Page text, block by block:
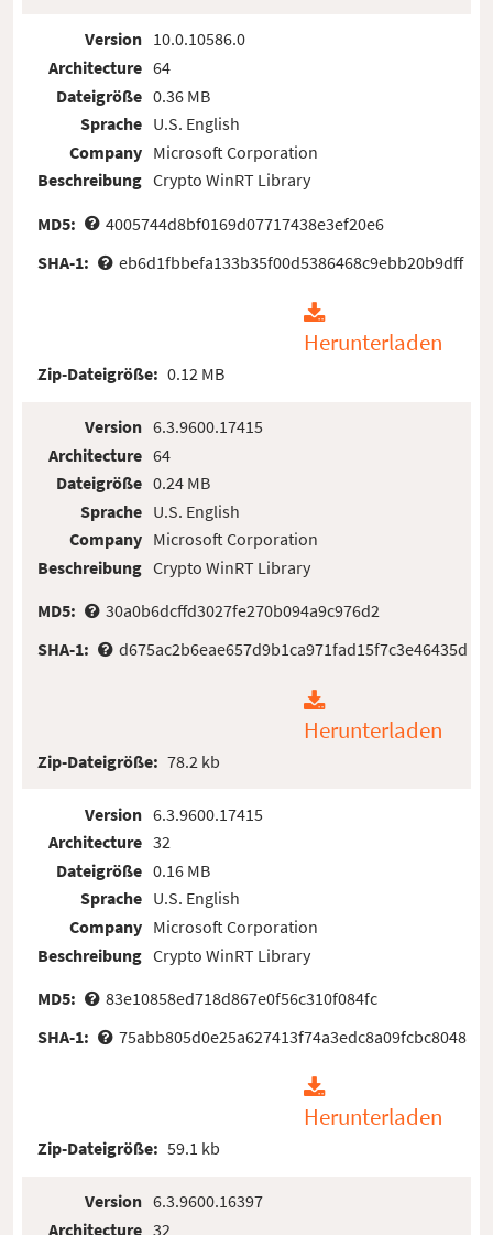
Version
Architecture
Dateigröße
Sprache
Company
Beschreibung
10.0.10586.0
64
0.36 MB
U.S. English
Microsoft Corporation
Crypto WinRT Library
MD5:
4005744d8bf0169d07717438e3ef20e6
SHA-1:
eb6d1fbbefa133b35f00d5386468c9ebb20b9dff
Herunterladen
Zip-Dateigröße: 0.12 MB
Version
Architecture
Dateigröße
Sprache
Company
Beschreibung
6.3.9600.17415
64
0.24 MB
U.S. English
Microsoft Corporation
Crypto WinRT Library
MD5:
30a0b6dcffd3027fe270b094a9c976d2
SHA-1:
d675ac2b6eae657d9b1ca971fad15f7c3e46435d
Herunterladen
Zip-Dateigröße: 78.2 kb
Version
Architecture
Dateigröße
Sprache
Company
Beschreibung
6.3.9600.17415
32
0.16 MB
U.S. English
Microsoft Corporation
Crypto WinRT Library
MD5:
83e10858ed718d867e0f56c310f084fc
SHA-1:
75abb805d0e25a627413f74a3edc8a09fcbc8048
Herunterladen
Zip-Dateigröße: 59.1 kb
Version
Architecture
6.3.9600.16397
32